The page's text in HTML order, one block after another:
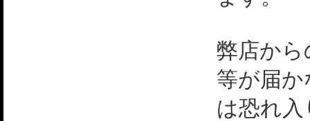
弊店か
等が届
は恐れ